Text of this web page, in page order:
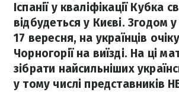
Іспанії у кваліфікації Кубка
відбудеться у Києві. Згодом
17 вересня, на українців
Чорногорії на виїзді. На ці
зібрати найсильніших
у тому числі представників